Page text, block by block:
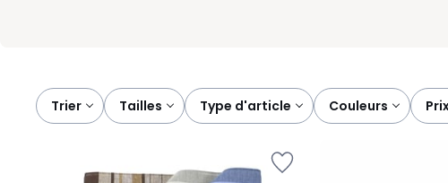
Trier tailles type d'article couleurs